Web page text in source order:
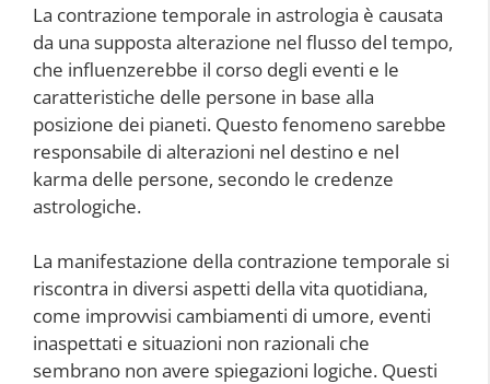
La contrazione temporale in astrologia è causata
da una supposta alterazione nel flusso del tempo,
che influenzerebbe il corso degli eventi e le
caratteristiche delle persone in base alla
posizione dei pianeti. Questo fenomeno sarebbe
responsabile di alterazioni nel destino e nel
karma delle persone, secondo le credenze
astrologiche.
La manifestazione della contrazione temporale si
riscontra in diversi aspetti della vita quotidiana,
come improvvisi cambiamenti di umore, eventi
inaspettati e situazioni non razionali che
sembrano non avere spiegazioni logiche. Questi